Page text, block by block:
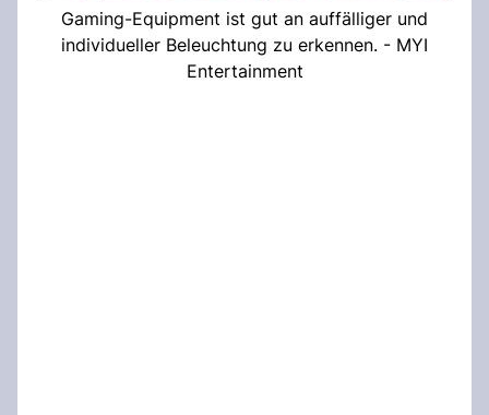
Gaming-Equipment ist gut an auffälliger und
individueller Beleuchtung zu erkennen. - MYI
Entertainment